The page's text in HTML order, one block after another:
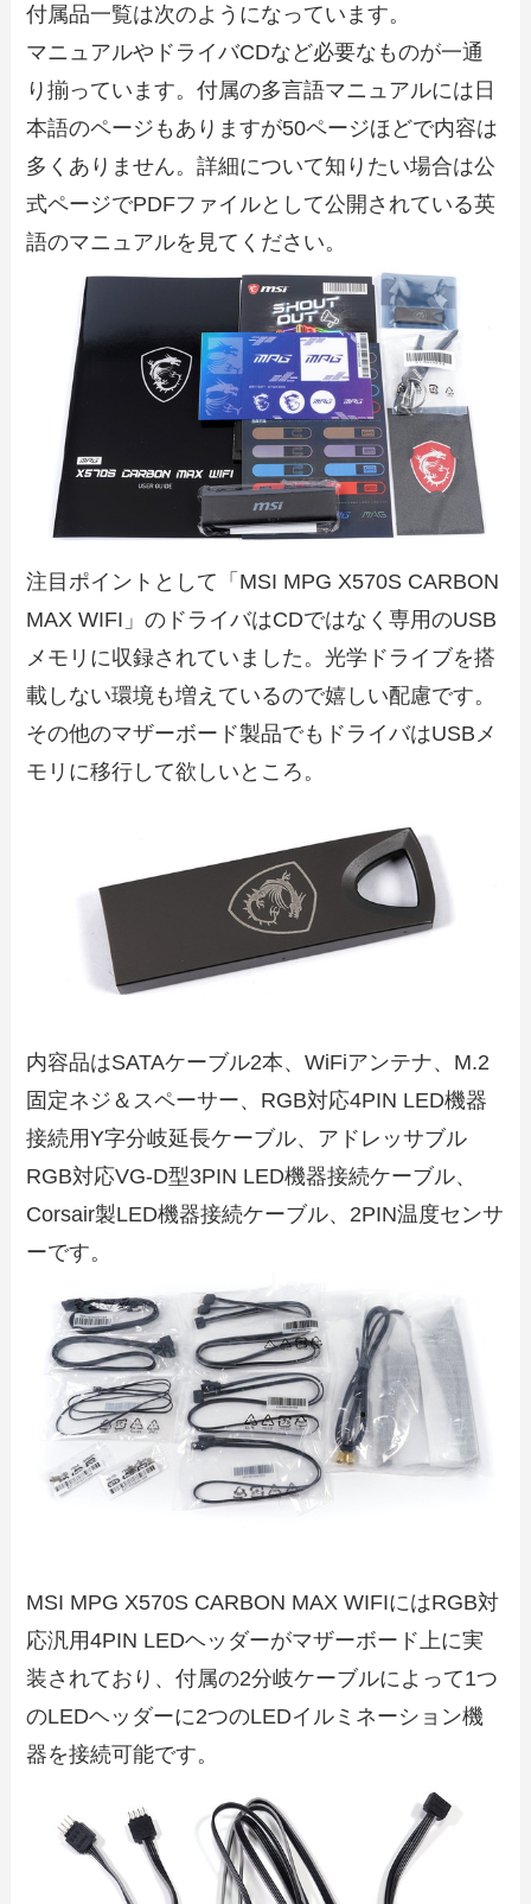
付属品一覧は次のようになっています。
マニュアルやドライバCDなど必要なものが一通
り揃っています。付属の多言語マニュアルには日
本語のページもありますが50ページほどで内容は
多くありません。詳細について知りたい場合は公
式ページでPDFファイルとして公開されている英
語のマニュアルを見てください。
注目ポイントとして「MSI MPG X570S CARBON
MAX WIFI」のドライバはCDではなく専用のUSB
メモリに収録されていました。光学ドライブを搭
載しない環境も増えているので嬉しい配慮です。
その他のマザーボード製品でもドライバはUSBメ
モリに移行して欲しいところ。
内容品はSATAケーブル2本、WiFiアンテナ、M.2
固定ネジ＆スペーサー、RGB対応4PIN LED機器
接続用Y字分岐延長ケーブル、アドレッサブル
RGB対応VG-D型3PIN LED機器接続ケーブル、
Corsair製LED機器接続ケーブル、2PIN温度センサ
ーです。
MSI MPG X570S CARBON MAX WIFIにはRGB対
応汎用4PIN LEDヘッダーがマザーボード上に実
装されており、付属の2分岐ケーブルによって1つ
のLEDヘッダーに2つのLEDイルミネーション機
器を接続可能です。